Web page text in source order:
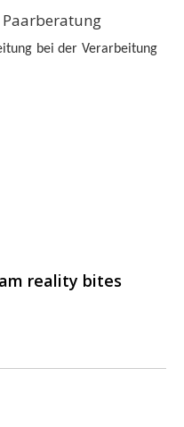
bei der Verarbeitung
reality bites